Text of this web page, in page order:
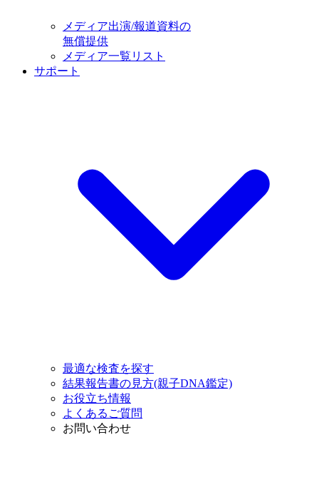
メディア出演/報道資料の
無償提供
メディア一覧リスト
サポート
最適な検査を探す
結果報告書の見方(親子DNA鑑定)
お役立ち情報
よくあるご質問
お問い合わせ